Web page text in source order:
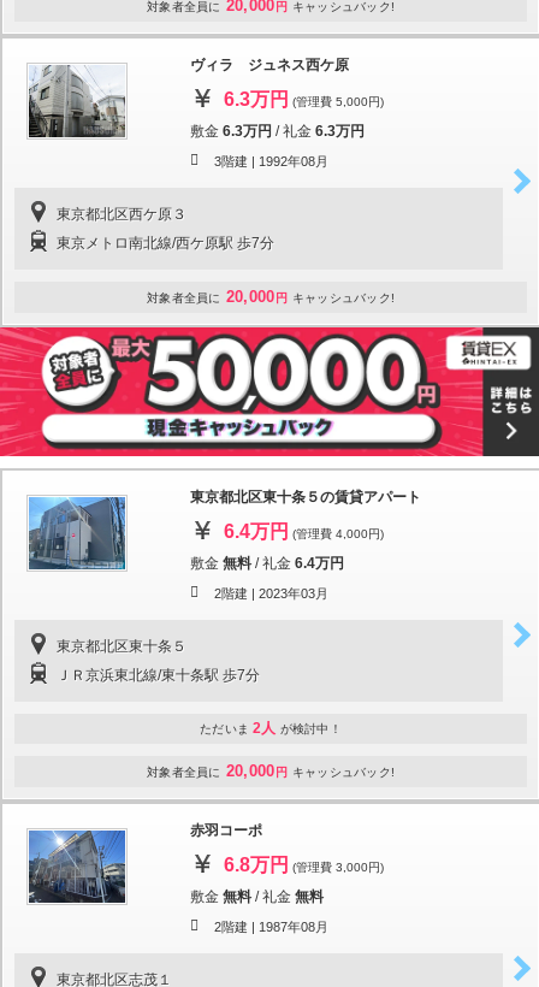
対象者全員に 20,000 円 キャッシュバック!
ヴィラ ジュネス西ケ原
6.3万円 (管理費 5,000円)
敷金 6.3万円 /礼金 6.3万円
3階建 | 1992年08月
東京都北区西ケ原３
東京メトロ南北線/西ケ原駅 歩7分
対象者全員に 20,000 円 キャッシュバック!
東京都北区東十条５の賃貸アパート
6.4万円 (管理費 4,000円)
敷金 無料 /礼金 6.4万円
2階建 | 2023年03月
東京都北区東十条５
ＪＲ京浜東北線/東十条駅 歩7分
ただいま 2人 が検討中！
対象者全員に 20,000 円 キャッシュバック!
赤羽コーポ
6.8万円 (管理費 3,000円)
敷金 無料 /礼金 無料
2階建 | 1987年08月
東京都北区志茂１